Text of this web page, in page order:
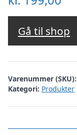
Gå til shop
Varenummer (SKU):
Kategori: Produkter